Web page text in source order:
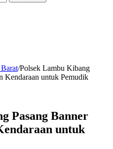
/Polsek Lambu Kibang
Kendaraan untuk Pemudik
Pasang Banner
untuk